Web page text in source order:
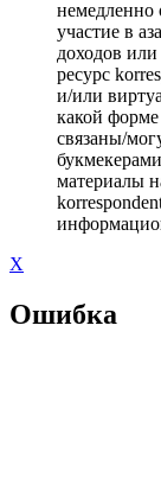
немедленно
участие в
доходов
ресурс
и/или
какой
связаны/
материалы
X
Ошибка